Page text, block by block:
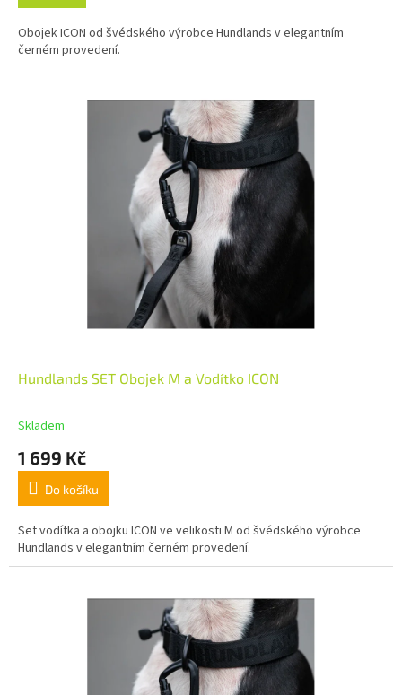
Obojek ICON od švédského výrobce Hundlands v elegantním
černém provedení.
Hundlands SET Obojek M a Vodítko ICON
Skladem
1 699 Kč
Do košíku
Set vodítka a obojku ICON ve velikosti M od švédského výrobce
Hundlands v elegantním černém provedení.